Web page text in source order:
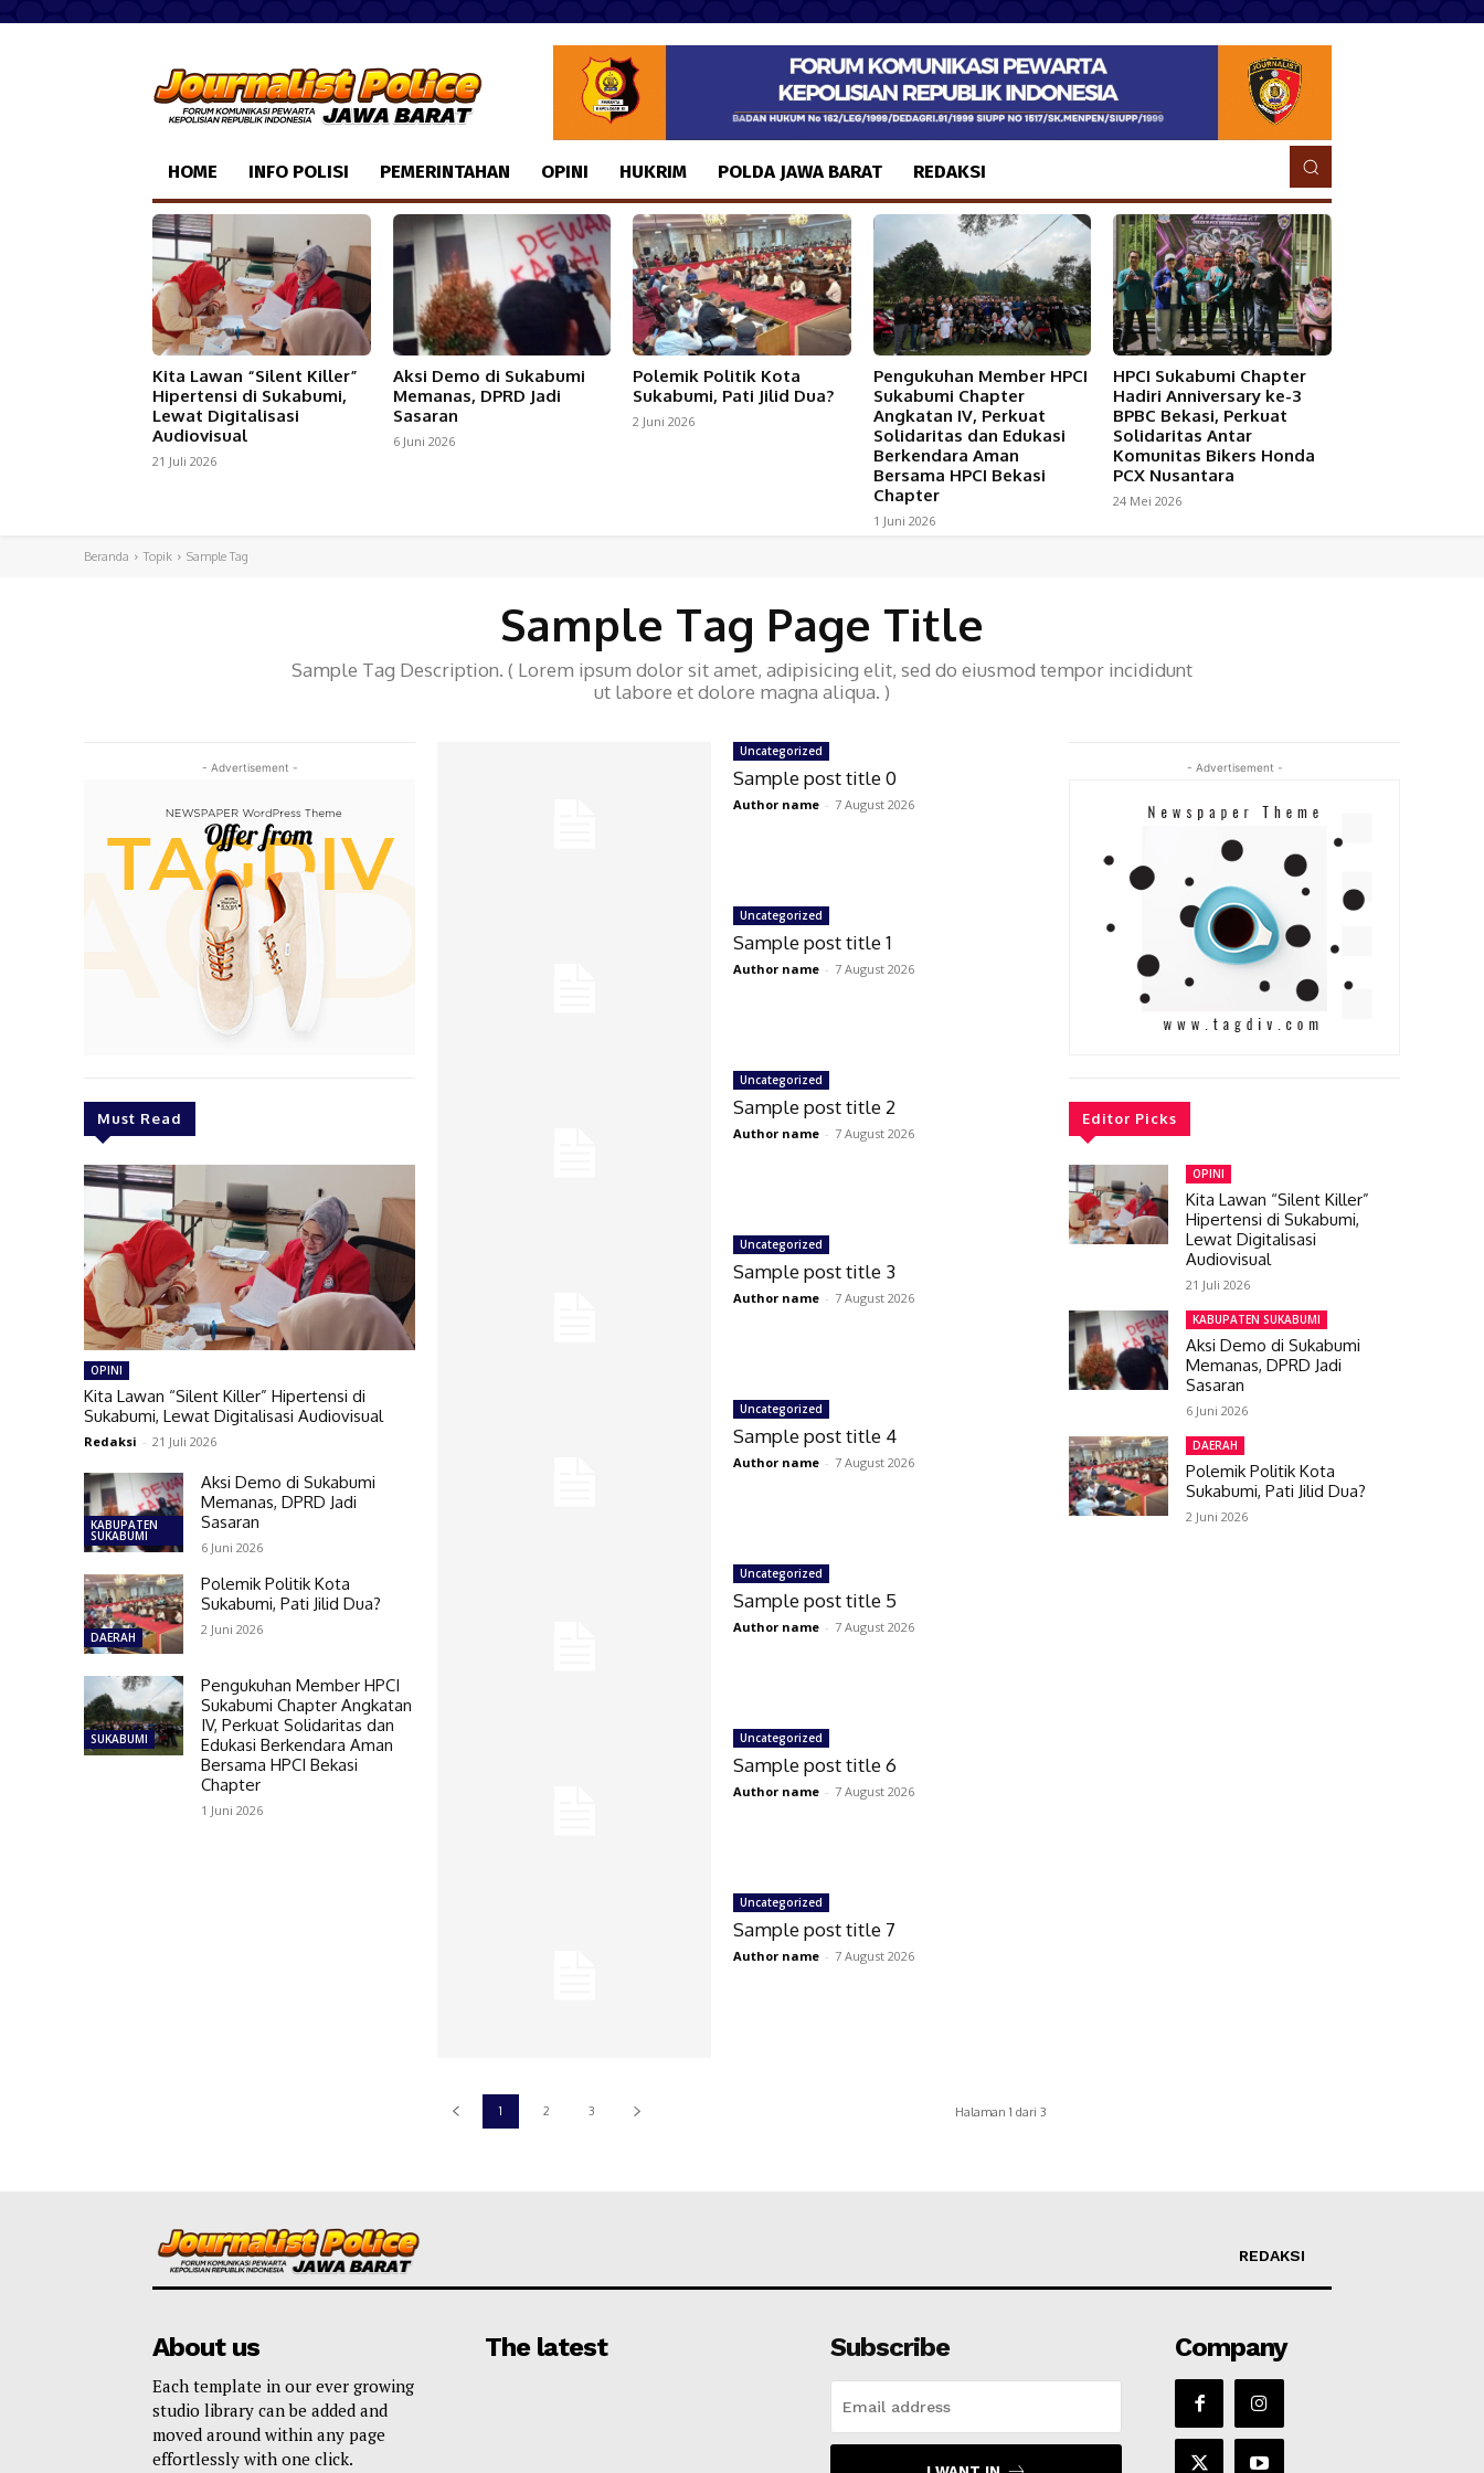
HOME INFO POLISI PEMERINTAHAN OPINI HUKRIM POLDA JAWA BARAT REDAKSI
Kita Lawan “Silent Killer”
Hipertensi di Sukabumi,
Lewat Digitalisasi
Audiovisual
21 Juli 2026
Aksi Demo di Sukabumi
Memanas, DPRD Jadi
Sasaran
6 Juni 2026
Polemik Politik Kota
Sukabumi, Pati Jilid Dua?
2 Juni 2026
Pengukuhan Member HPCI
Sukabumi Chapter
Angkatan IV, Perkuat
Solidaritas dan Edukasi
Berkendara Aman
Bersama HPCI Bekasi
Chapter
1 Juni 2026
HPCI Sukabumi Chapter
Hadiri Anniversary ke-3
BPBC Bekasi, Perkuat
Solidaritas Antar
Komunitas Bikers Honda
PCX Nusantara
24 Mei 2026
Beranda Topik Sample Tag
Sample Tag Page Title
Sample Tag Description. ( Lorem ipsum dolor sit amet, adipisicing elit, sed do eiusmod tempor incididunt
ut labore et dolore magna aliqua. )
- Advertisement -
Must Read
OPINI
Kita Lawan “Silent Killer” Hipertensi di
Sukabumi, Lewat Digitalisasi Audiovisual
Redaksi - 21 Juli 2026
KABUPATEN
SUKABUMI
Aksi Demo di Sukabumi
Memanas, DPRD Jadi
Sasaran
6 Juni 2026
DAERAH
Polemik Politik Kota
Sukabumi, Pati Jilid Dua?
2 Juni 2026
SUKABUMI
Pengukuhan Member HPCI
Sukabumi Chapter Angkatan
IV, Perkuat Solidaritas dan
Edukasi Berkendara Aman
Bersama HPCI Bekasi
Chapter
1 Juni 2026
Uncategorized
Sample post title 0
Author name - 7 August 2026
Uncategorized
Sample post title 1
Author name - 7 August 2026
Uncategorized
Sample post title 2
Author name - 7 August 2026
Uncategorized
Sample post title 3
Author name - 7 August 2026
Uncategorized
Sample post title 4
Author name - 7 August 2026
Uncategorized
Sample post title 5
Author name - 7 August 2026
Uncategorized
Sample post title 6
Author name - 7 August 2026
Uncategorized
Sample post title 7
Author name - 7 August 2026
1 2 3 Halaman 1 dari 3
- Advertisement -
Editor Picks
OPINI
Kita Lawan “Silent Killer”
Hipertensi di Sukabumi,
Lewat Digitalisasi
Audiovisual
21 Juli 2026
KABUPATEN SUKABUMI
Aksi Demo di Sukabumi
Memanas, DPRD Jadi
Sasaran
6 Juni 2026
DAERAH
Polemik Politik Kota
Sukabumi, Pati Jilid Dua?
2 Juni 2026
REDAKSI
About us
Each template in our ever growing
studio library can be added and
moved around within any page
effortlessly with one click.
The latest Subscribe Company